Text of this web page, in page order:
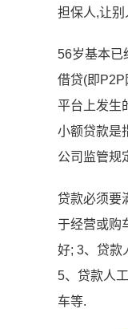
担保人,让别
56岁基本已
借贷(即P2P
平台上发生
小额贷款是
公司监管规
贷款必须要
于经营或购
好; 3、贷款
5、贷款人
车等.